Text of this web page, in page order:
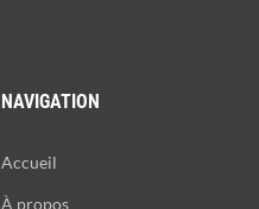
NAVIGATION
Accueil
À propos